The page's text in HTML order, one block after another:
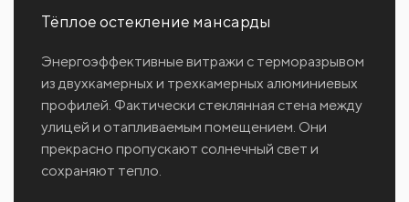
Тёплое остекление мансарды
Энергоэффективные витражи с терморазрывом
из двухкамерных и трехкамерных алюминиевых
профилей. Фактически стеклянная стена между
улицей и отапливаемым помещением. Они
прекрасно пропускают солнечный свет и
сохраняют тепло.